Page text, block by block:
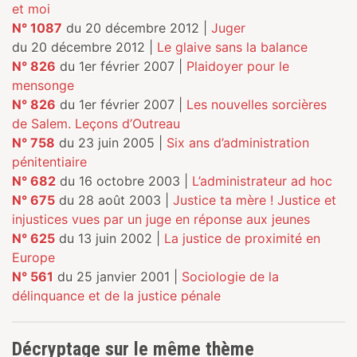
et moi
N° 1087 du 20 décembre 2012 | Juger
du 20 décembre 2012 | Le glaive sans la balance
N° 826 du 1er février 2007 | Plaidoyer pour le
mensonge
N° 826 du 1er février 2007 | Les nouvelles sorcières
de Salem. Leçons d’Outreau
N° 758 du 23 juin 2005 | Six ans d’administration
pénitentiaire
N° 682 du 16 octobre 2003 | L’administrateur ad hoc
N° 675 du 28 août 2003 | Justice ta mère ! Justice et
injustices vues par un juge en réponse aux jeunes
N° 625 du 13 juin 2002 | La justice de proximité en
Europe
N° 561 du 25 janvier 2001 | Sociologie de la
délinquance et de la justice pénale
Décryptage sur le même thème